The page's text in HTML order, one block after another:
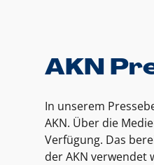
AKN
In unserem
AKN. Über die
Verfügung. Das
der AKN verwendet